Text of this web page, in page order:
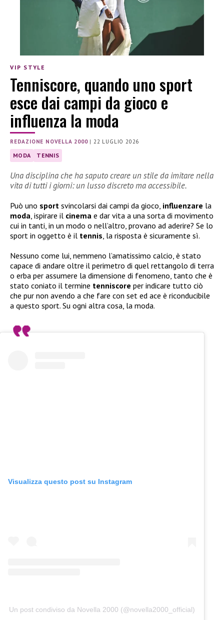
VIP STYLE
Tenniscore, quando uno sport
esce dai campi da gioco e
influenza la moda
REDAZIONE NOVELLA 2000|22 LUGLIO 2026
MODA TENNIS
Una disciplina che ha saputo creare un stile da imitare nella
vita di tutti i giorni: un lusso discreto ma accessibile.
Può uno sport svincolarsi dai campi da gioco, influenzare la
moda , ispirare il cinema e dar vita a una sorta di movimento
cui in tanti, in un modo o nell’altro, provano ad aderire? Se lo
sport in oggetto è il tennis , la risposta è sicuramente sì.
Nessuno come lui, nemmeno l’amatissimo calcio, è stato
capace di andare oltre il perimetro di quel rettangolo di terra
o erba per assumere la dimensione di fenomeno, tanto che è
stato coniato il termine tenniscore per indicare tutto ciò
che pur non avendo a che fare con set ed ace è riconducibile
a questo sport. Su ogni altra cosa, la moda.
Visualizza questo post su Instagram
Un post condiviso da Novella 2000 (@novella2000_official)